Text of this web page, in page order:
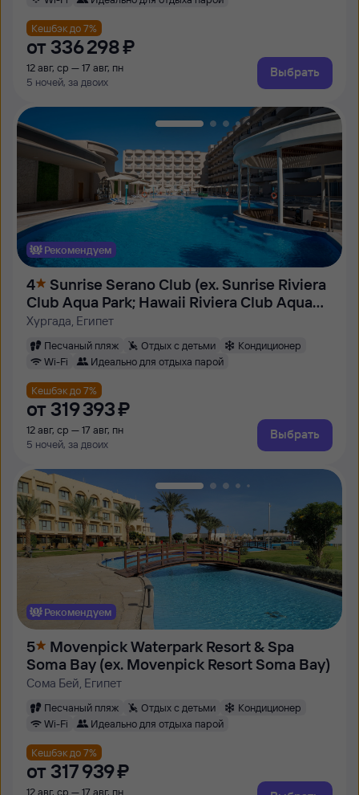
Кешбэк до 7%
от 336 ⁠298 ⁠₽
12 авг, ср — 17 авг, пн
5 ночей, за двоих
Выбрать
Рекомендуем
4
Sunrise Serano Club (ex. Sunrise Riviera
Club Aqua Park; Hawaii Riviera Club Aqua
Park)
Хургада, Египет
Песчаный пляж Отдых с детьми
Кондиционер
Wi-Fi
Идеально для отдыха парой
Кешбэк до 7%
от 319 ⁠393 ⁠₽
12 авг, ср — 17 авг, пн
5 ночей, за двоих
Выбрать
Рекомендуем
5
Movenpick Waterpark Resort & Spa
Soma Bay (ex. Movenpick Resort Soma Bay)
Сома Бей, Египет
Песчаный пляж Отдых с детьми
Кондиционер
Wi-Fi
Идеально для отдыха парой
Кешбэк до 7%
от 317 ⁠939 ⁠₽
12 авг, ср — 17 авг, пн